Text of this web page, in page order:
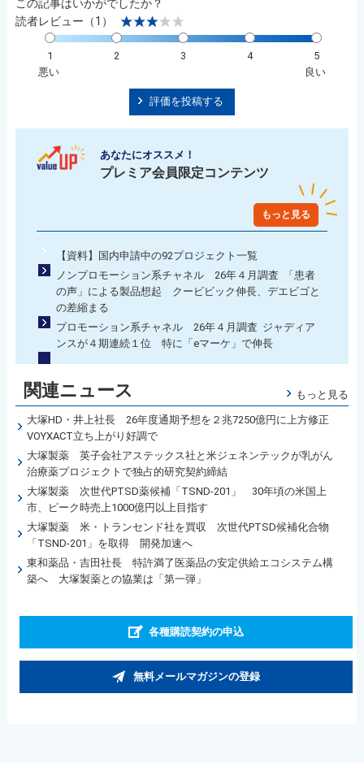
この記事はいかがでしたか？
読者レビュー（1）
1 2 3 4
5
悪い
良い
評価を投稿する
あなたにオススメ！
プレミア会員限定コンテンツ
もっと見る
【資料】国内申請中の92プロジェクト一覧
ノンプロモーション系チャネル 26年４月調査 「患者
の声」による製品想起 クービビック伸長、デエビゴと
の差縮まる
プロモーション系チャネル 26年４月調査 ジャディア
ンスが４期連続１位 特に「eマーケ」で伸長
関連ニュース もっと見る
大塚HD・井上社長 26年度通期予想を２兆7250億円に上方修正
VOYXACT立ち上がり好調で
大塚製薬 英子会社アステックス社と米ジェネンテックが乳がん
治療薬プロジェクトで独占的研究契約締結
大塚製薬 次世代PTSD薬候補「TSND-201」 30年頃の米国上
市、ピーク時売上1000億円以上目指す
大塚製薬 米・トランセンド社を買収 次世代PTSD候補化合物
「TSND-201」を取得 開発加速へ
東和薬品・吉田社長 特許満了医薬品の安定供給エコシステム構
築へ 大塚製薬との協業は「第一弾」
各種購読契約の申込
無料メールマガジンの登録